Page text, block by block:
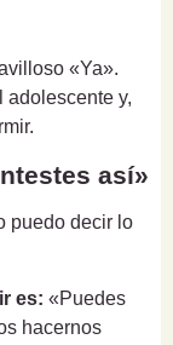
«Ya».
adolescente y,
así»
puedo decir lo
es: «Puedes
hacernos